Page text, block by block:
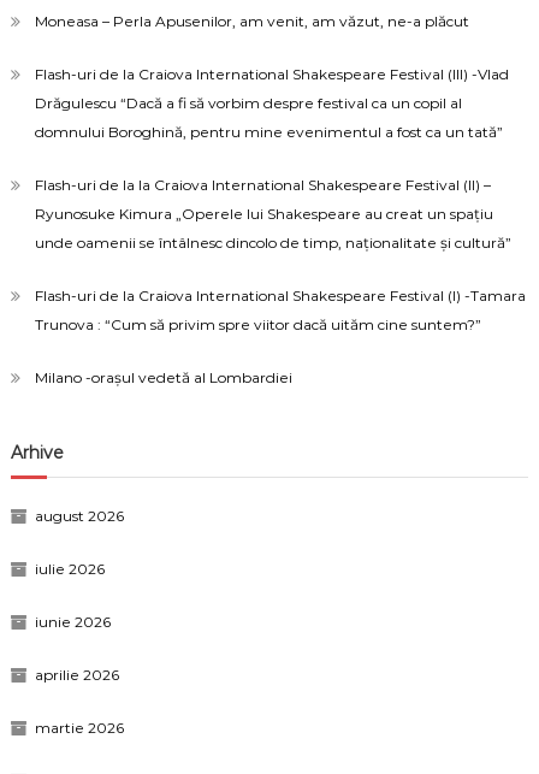
Moneasa – Perla Apusenilor, am venit, am văzut, ne-a plăcut
Flash-uri de la Craiova International Shakespeare Festival (III) -Vlad
Drăgulescu “Dacă a fi să vorbim despre festival ca un copil al
domnului Boroghină, pentru mine evenimentul a fost ca un tată”
Flash-uri de la la Craiova International Shakespeare Festival (II) –
Ryunosuke Kimura „Operele lui Shakespeare au creat un spațiu
unde oamenii se întâlnesc dincolo de timp, naționalitate și cultură”
Flash-uri de la Craiova International Shakespeare Festival (I) -Tamara
Trunova : “Cum să privim spre viitor dacă uităm cine suntem?”
Milano -orașul vedetă al Lombardiei
Arhive
august 2026
iulie 2026
iunie 2026
aprilie 2026
martie 2026